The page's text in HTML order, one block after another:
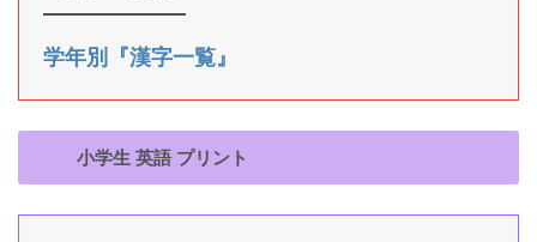
学年別『漢字一覧』
小学生 英語 プリント